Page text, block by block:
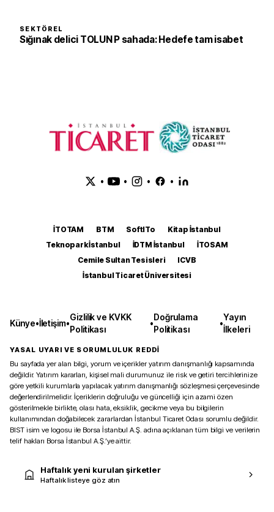
SEKTÖREL
Sığınak delici TOLUN P sahada: Hedefe tam isabet
• • • •
İTOTAM BTM SoftITo
Kitap İstanbul
Teknopark İstanbul
İDTM İstanbul
İTOSAM
Cemile Sultan Tesisleri
ICVB
İstanbul Ticaret Üniversitesi
Künye•İletişim•
Gizlilik ve KVKK
Politikası
•
Doğrulama
Politikası
•
Yayın
İlkeleri
YASAL UYARI VE SORUMLULUK REDDİ
Bu sayfada yer alan bilgi, yorum ve içerikler yatırım danışmanlığı kapsamında
değildir. Yatırım kararları, kişisel mali durumunuz ile risk ve getiri tercihlerinize
göre yetkili kurumlarla yapılacak yatırım danışmanlığı sözleşmesi çerçevesinde
değerlendirilmelidir. İçeriklerin doğruluğu ve güncelliği için azami özen
gösterilmekle birlikte, olası hata, eksiklik, gecikme veya bu bilgilerin
kullanımından doğabilecek zararlardan İstanbul Ticaret Odası sorumlu değildir.
BIST isim ve logosu ile Borsa İstanbul A.Ş. adına açıklanan tüm bilgi ve verilerin
telif hakları Borsa İstanbul A.Ş.’ye aittir.
Haftalık yeni kurulan şirketler
Haftalık listeye göz atın